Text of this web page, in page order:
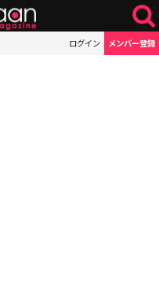
ログイン メンバー登録